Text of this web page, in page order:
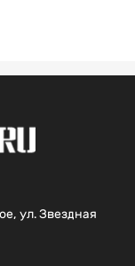
ул. Звездная